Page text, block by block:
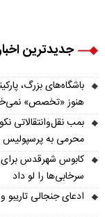
جدیدترین
باشگاه‌های بزرگ،
هنوز «تخصص»
بمب نقل‌وانتقالاتی
محرمی به پرسپولیس
کابوس شهرقدس برای
سرخابی‌ها را لو داد
ادعای جنجالی